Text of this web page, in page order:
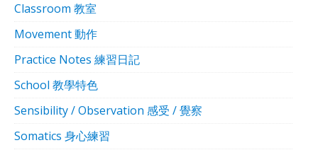
Classroom 教室
Movement 動作
Practice Notes 練習日記
School 教學特色
Sensibility / Observation 感受 / 覺察
Somatics 身心練習